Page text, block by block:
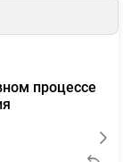
процессе